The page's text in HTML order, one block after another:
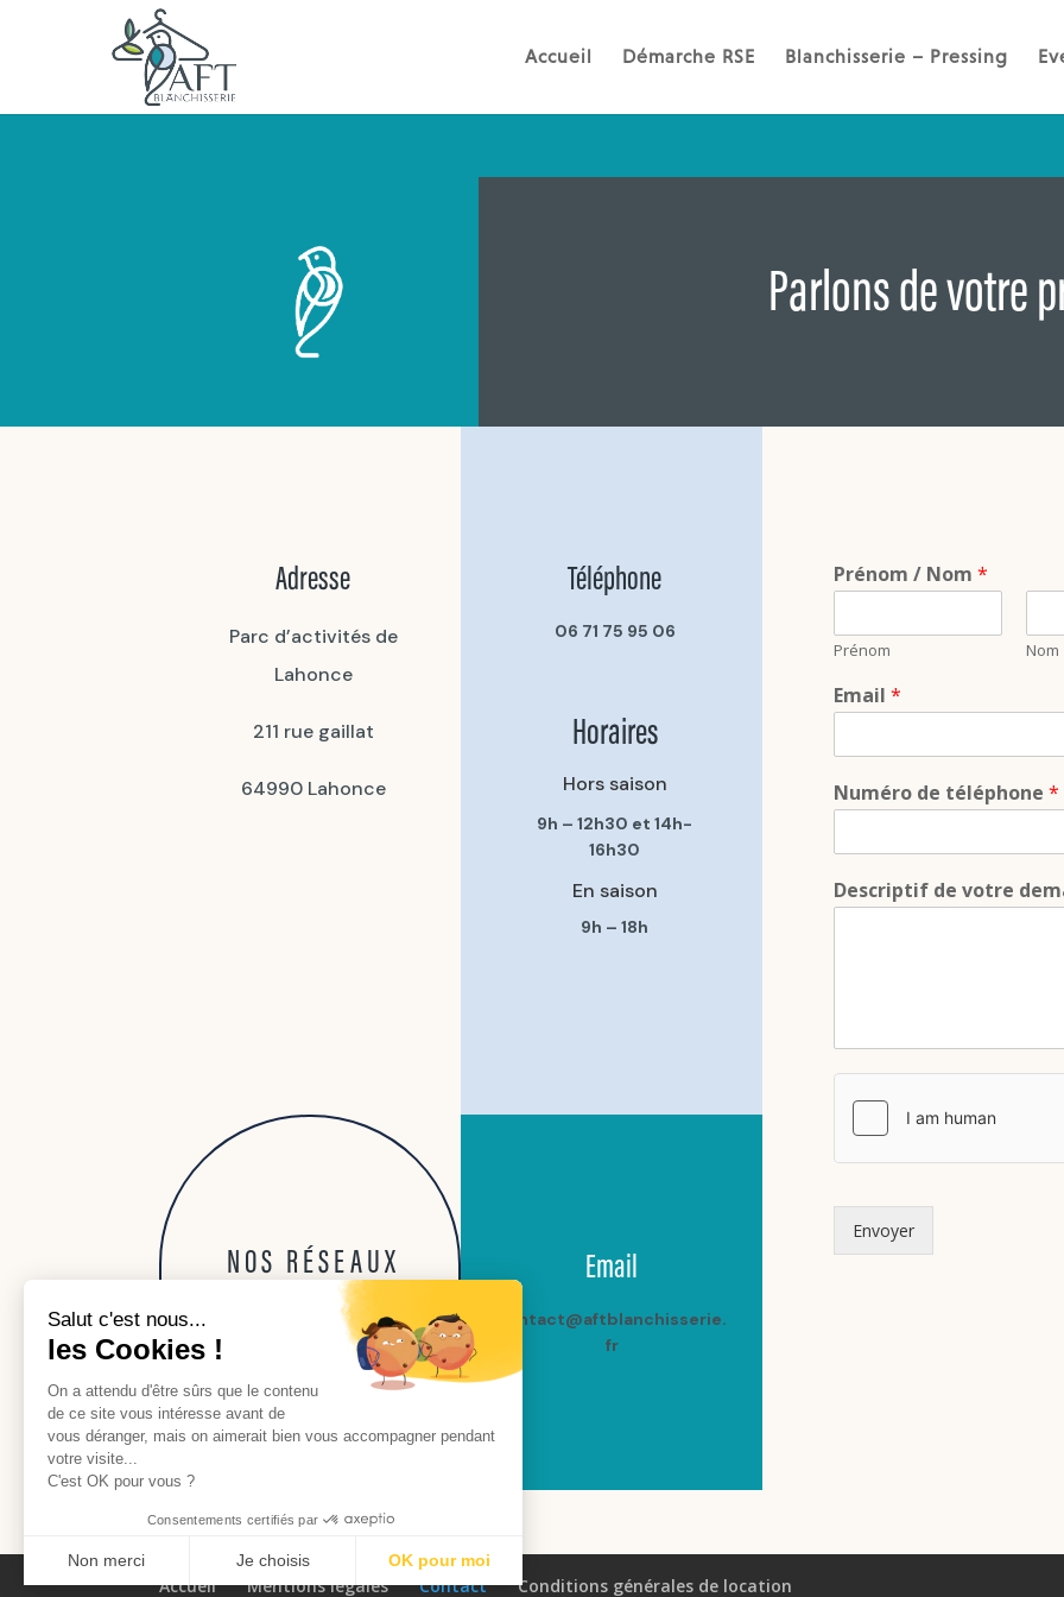
Accueil Démarche RSE Blanchisserie – Pressing
Parlons de votre
Adresse
Parc d’activités de
Lahonce
211 rue gaillat
64990 Lahonce
Téléphone
06 71 75 95 06
Horaires
Hors saison
9h – 12h30 et14h-
16h30
En saison
9h – 18h
NOS RÉSEAUX Email
contact@aftblanchisserie.
fr
Prénom / Nom *
Prénom Nom
Email *
Numéro de téléphone *
Descriptif de votre
Envoyer
Accueil Mentions légales Contact Conditions générales de location
Salut c'est nous...
les Cookies !
On a attendu d'être sûrs que le contenu
de ce site vous intéresse avant de
vous déranger, mais on aimerait bien vous accompagner pendant
votre visite...
C'est OK pour vous ?
Consentements certifiés par
Non merci Je choisis
OK pour moi